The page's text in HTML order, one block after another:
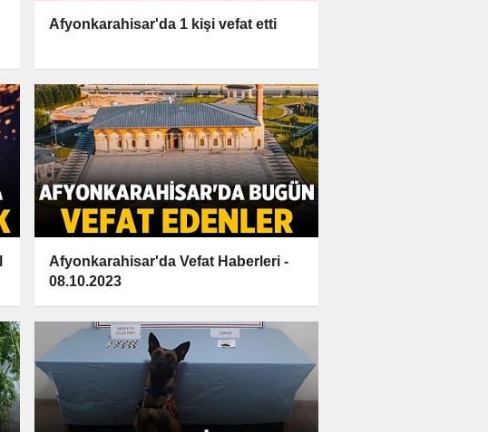
Afyonkarahisar'da 1 kişi vefat etti
Afyonkarahisar'da Vefat Haberleri -
08.10.2023